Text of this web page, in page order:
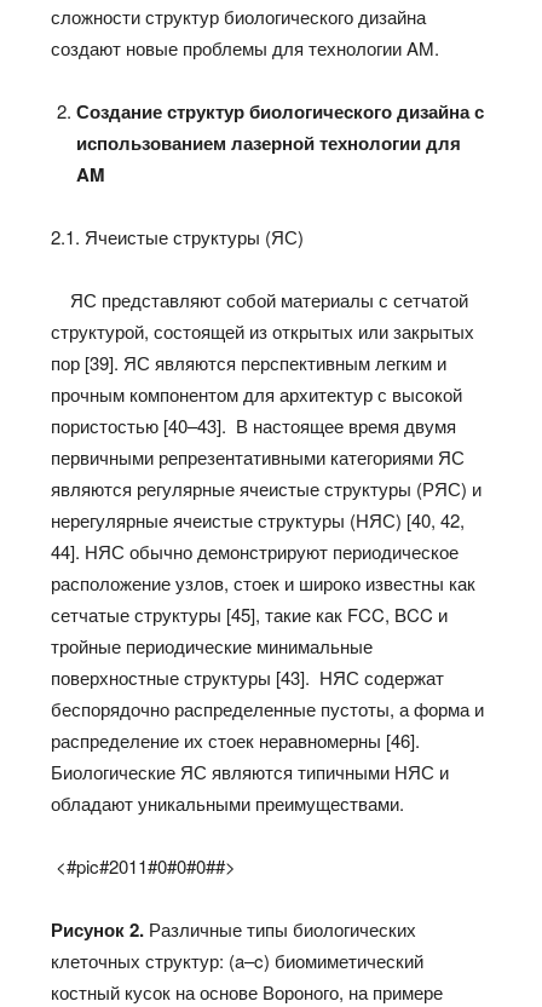
сложности структур биологического дизайна
создают новые проблемы для технологии AM.
Создание структур биологического дизайна с
использованием лазерной технологии для
AM
2.1. Ячеистые структуры (ЯС)
ЯС представляют собой материалы с сетчатой
структурой, состоящей из открытых или закрытых
пор [39]. ЯС являются перспективным легким и
прочным компонентом для архитектур с высокой
пористостью [40–43]. В настоящее время двумя
первичными репрезентативными категориями ЯС
являются регулярные ячеистые структуры (РЯС) и
нерегулярные ячеистые структуры (НЯС) [40, 42,
44]. НЯС обычно демонстрируют периодическое
расположение узлов, стоек и широко известны как
сетчатые структуры [45], такие как FCC, BCC и
тройные периодические минимальные
поверхностные структуры [43]. НЯС содержат
беспорядочно распределенные пустоты, а форма и
распределение их стоек неравномерны [46].
Биологические ЯС являются типичными НЯС и
обладают уникальными преимуществами.
<#pic#2011#0#0#0##>
Рисунок 2. Различные типы биологических
клеточных структур: (a–c) биомиметический
костный кусок на основе Вороного, на примере